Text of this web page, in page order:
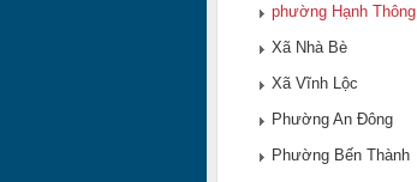
phường Hạnh Thông
Xã Nhà Bè
Xã Vĩnh Lộc
Phường An Đông
Phường Bến Thành